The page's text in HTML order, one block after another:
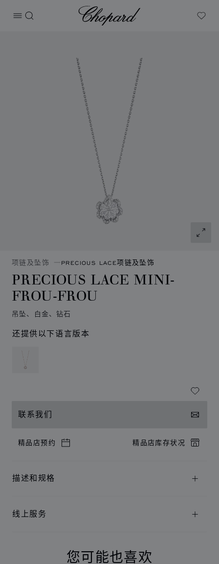
打开菜单
搜索
Chopard
My
项链及坠饰 PRECIOUS LACE项链及坠饰
PRECIOUS LACE MINI-
FROU-FROU
吊坠、白金、钻石
还提供以下语言版本
联系我们
精品店预约 精品店库存状况
描述和规格
线上服务
您可能也喜欢